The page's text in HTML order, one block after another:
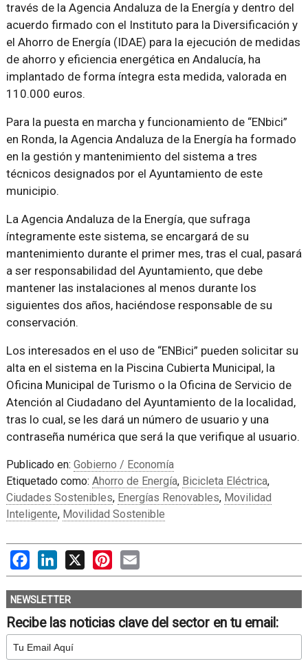
través de la Agencia Andaluza de la Energía y dentro del
acuerdo firmado con el Instituto para la Diversificación y
el Ahorro de Energía (IDAE) para la ejecución de medidas
de ahorro y eficiencia energética en Andalucía, ha
implantado de forma íntegra esta medida, valorada en
110.000 euros.
Para la puesta en marcha y funcionamiento de “ENbici”
en Ronda, la Agencia Andaluza de la Energía ha formado
en la gestión y mantenimiento del sistema a tres
técnicos designados por el Ayuntamiento de este
municipio.
La Agencia Andaluza de la Energía, que sufraga
íntegramente este sistema, se encargará de su
mantenimiento durante el primer mes, tras el cual, pasará
a ser responsabilidad del Ayuntamiento, que debe
mantener las instalaciones al menos durante los
siguientes dos años, haciéndose responsable de su
conservación.
Los interesados en el uso de “ENBici” pueden solicitar su
alta en el sistema en la Piscina Cubierta Municipal, la
Oficina Municipal de Turismo o la Oficina de Servicio de
Atención al Ciudadano del Ayuntamiento de la localidad,
tras lo cual, se les dará un número de usuario y una
contraseña numérica que será la que verifique al usuario.
Publicado en: Gobierno / Economía
Etiquetado como: Ahorro de Energía, Bicicleta Eléctrica,
Ciudades Sostenibles, Energías Renovables, Movilidad
Inteligente, Movilidad Sostenible
FacebookLinkedIn
X PinterestEmail
NEWSLETTER
Recibe las noticias clave del sector en tu email: